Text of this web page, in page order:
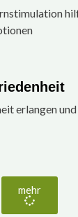
erlangen
mehr